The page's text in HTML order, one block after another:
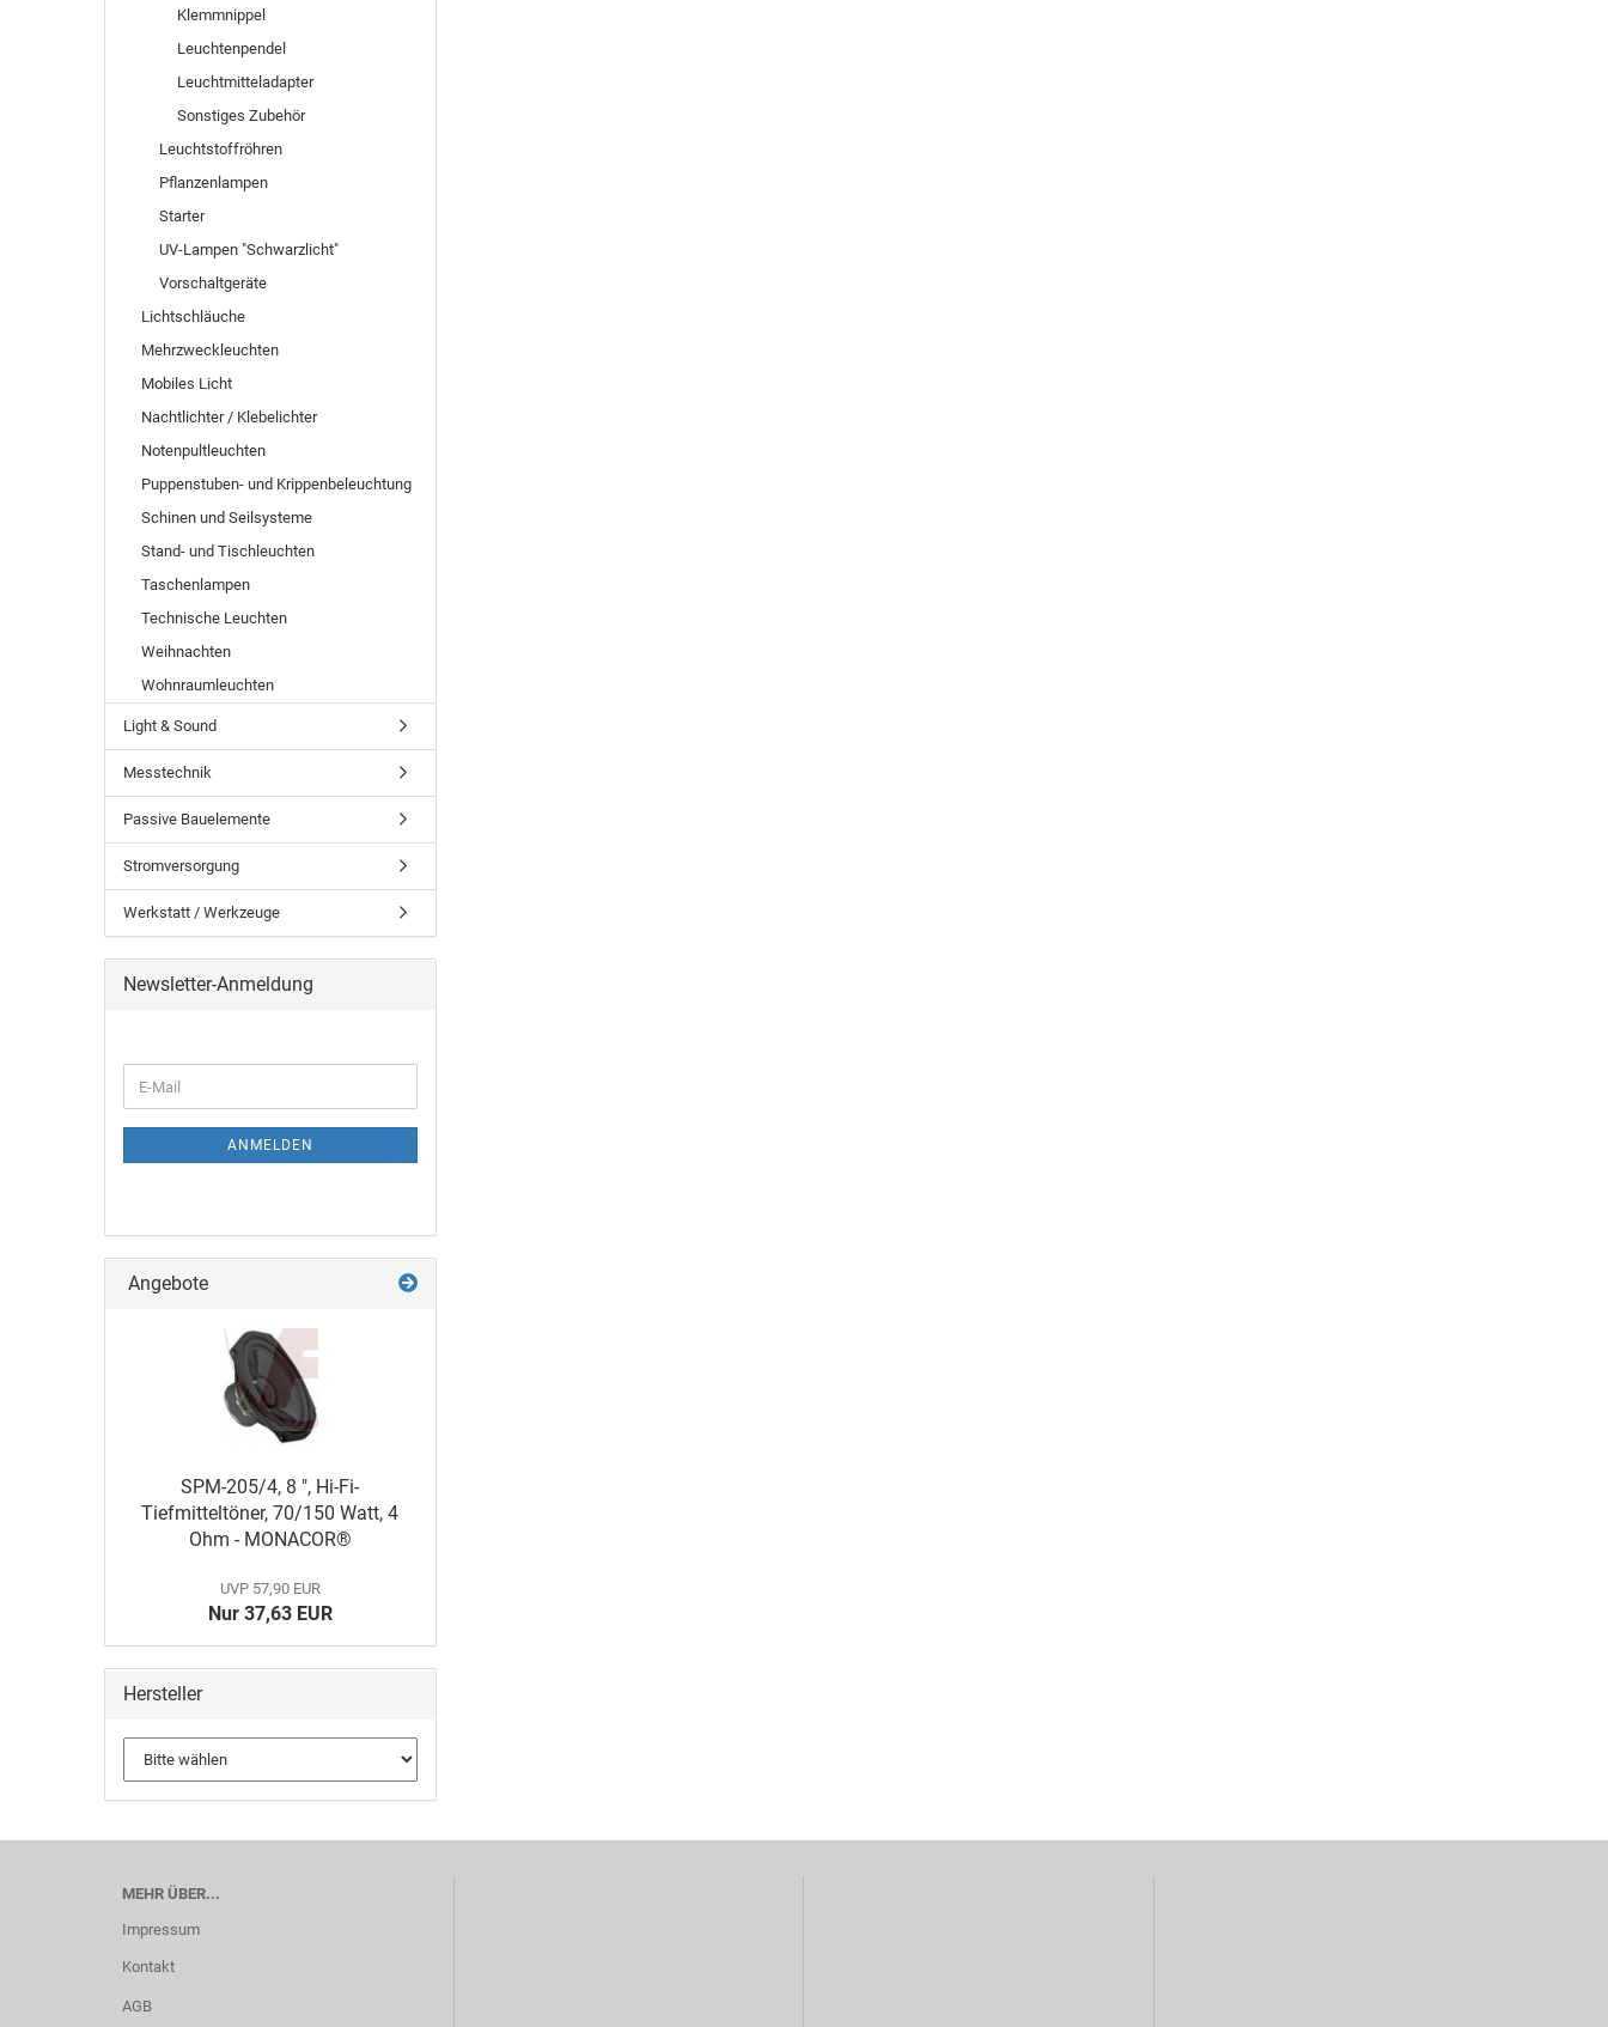
Klemmnippel
Leuchtenpendel
Leuchtmitteladapter
Sonstiges Zubehör
Leuchtstoffröhren
Pflanzenlampen
Starter
UV-Lampen "Schwarzlicht"
Vorschaltgeräte
Lichtschläuche
Mehrzweckleuchten
Mobiles Licht
Nachtlichter / Klebelichter
Notenpultleuchten
Puppenstuben- und Krippenbeleuchtung
Schinen und Seilsysteme
Stand- und Tischleuchten
Taschenlampen
Technische Leuchten
Weihnachten
Wohnraumleuchten
Light & Sound
Messtechnik
Passive Bauelemente
Stromversorgung
Werkstatt / Werkzeuge
Newsletter-Anmeldung
ANMELDEN
Angebote
SPM-205/4, 8 ", Hi-Fi-
Tiefmitteltöner, 70/150 Watt, 4
Ohm - MONACOR®
UVP 57,90 EUR
Nur 37,63 EUR
Hersteller
MEHR ÜBER...
Impressum
Kontakt
AGB